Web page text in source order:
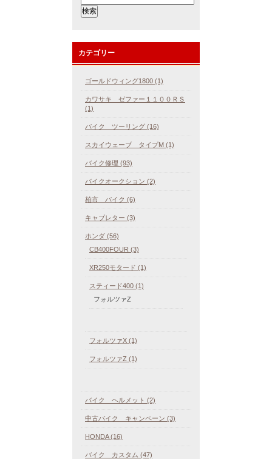
カテゴリー
ゴールドウィング1800 (1)
カワサキ ゼファー１１００ＲＳ
(1)
バイク ツーリング (16)
スカイウェーブ タイプM (1)
バイク修理 (93)
バイクオークション (2)
柏市 バイク (6)
キャブレター (3)
ホンダ (56)
CB400FOUR (3)
XR250モタード (1)
スティード400 (1)
フォルツァZ
フォルツァX (1)
フォルツァZ (1)
バイク ヘルメット (2)
中古バイク キャンペーン (3)
HONDA (16)
バイク カスタム (47)